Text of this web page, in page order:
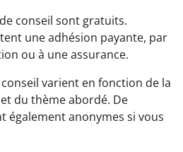
conseil sont gratuits.
une adhésion payante, par
ou à une assurance.
varient en fonction de la
du thème abordé. De
également anonymes si vous